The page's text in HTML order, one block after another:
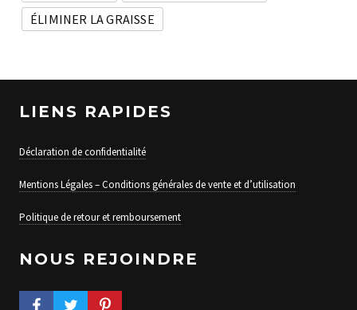
ÉLIMINER LA GRAISSE
LIENS RAPIDES
Déclaration de confidentialité
Mentions Légales – Conditions générales de vente et d’utilisation
Politique de retour et remboursement
NOUS REJOINDRE
FACEBOOK PROFILE
TWITTER PROFILEPINTEREST PROFILE